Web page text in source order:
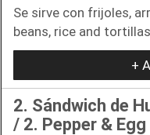
Se sirve con frijoles,
beans, rice and
+
2. Sándwich de
/ 2. Pepper &